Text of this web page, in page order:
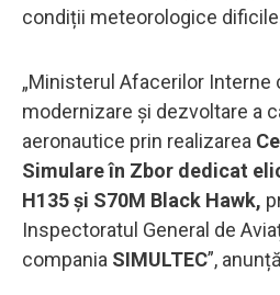
condiții meteorologice
„Ministerul Afacerilor
modernizare și dezvoltare a
aeronautice prin realizarea
Simulare în Zbor dedicat
H135 și S70M Black Hawk,
Inspectoratul General de
compania SIMULTEC”,